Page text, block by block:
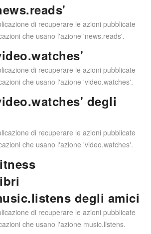
di recuperare le azioni pubblicate
che usano l'azione 'news.reads'.
di recuperare le azioni pubblicate
che usano l'azione 'video.watches'.
degli
di recuperare le azioni pubblicate
che usano l'azione 'video.watches'.
degli amici
di recuperare le azioni pubblicate
che usano l'azione music.listens.